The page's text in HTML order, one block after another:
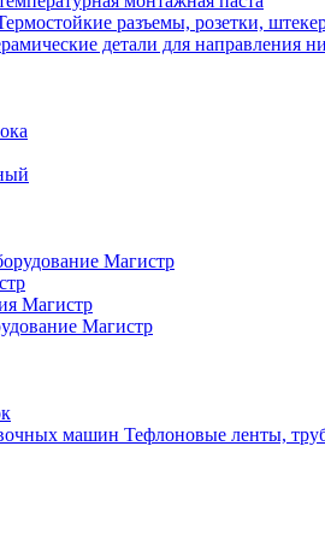
разъемы, розетки,
детали для направления
Магистр
Магистр
Магистр
Тефлоновые ленты,